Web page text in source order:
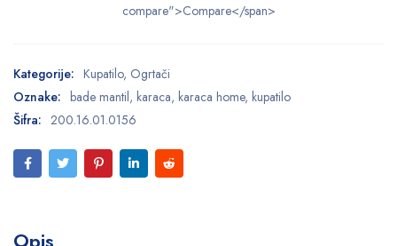
compare">Compare</span>
Kategorije: Kupatilo, Ogrtači
Oznake: bade mantil, karaca, karaca home, kupatilo
Šifra: 200.16.01.0156